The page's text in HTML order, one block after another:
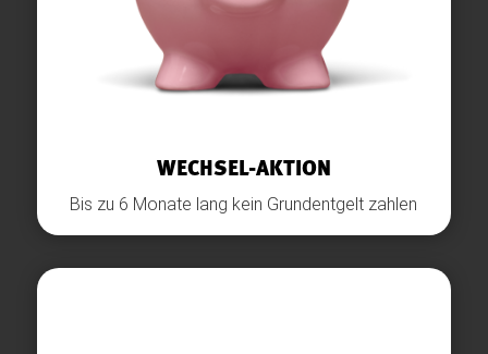
WECHSEL-AKTION
Bis zu 6 Monate lang kein Grundentgelt zahlen